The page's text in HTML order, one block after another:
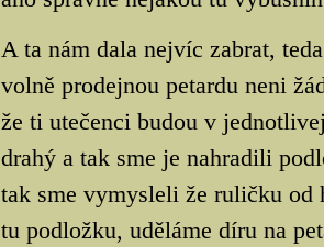
A ta nám dala nejvíc zabrat,
volně prodejnou petardu neni
že ti utečenci budou v
drahý a tak sme je nahradili
tak sme vymysleli že ruličku od
tu podložku, uděláme díru na